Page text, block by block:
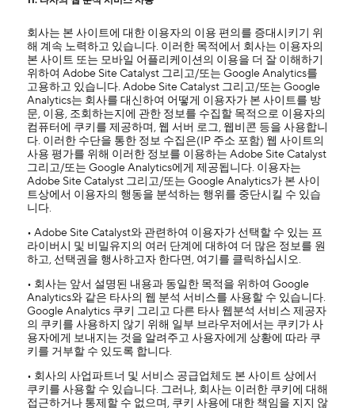
회사는 본 사이트에 대한 이용자의 이용 편의를 증대시키기 위
해 계속 노력하고 있습니다. 이러한 목적에서 회사는 이용자의
본 사이트 또는 모바일 어플리케이션의 이용을 더 잘 이해하기
위하여 Adobe Site Catalyst 그리고/또는 Google Analytics를
고용하고 있습니다. Adobe Site Catalyst 그리고/또는 Google
Analytics는 회사를 대신하여 어떻게 이용자가 본 사이트를 방
문, 이용, 조회하는지에 관한 정보를 수집할 목적으로 이용자의
컴퓨터에 쿠키를 제공하며, 웹 서버 로그, 웹비콘 등을 사용합니
다. 이러한 수단을 통한 정보 수집은(IP 주소 포함) 웹 사이트의
사용 평가를 위해 이러한 정보를 이용하는 Adobe Site Catalyst
그리고/또는 Google Analytics에게 제공됩니다. 이용자는
Adobe Site Catalyst 그리고/또는 Google Analytics가 본 사이
트상에서 이용자의 행동을 분석하는 행위를 중단시킬 수 있습
니다.
• Adobe Site Catalyst와 관련하여 이용자가 선택할 수 있는 프
라이버시 및 비밀유지의 여러 단계에 대하여 더 많은 정보를 원
하고, 선택권을 행사하고자 한다면, 여기를 클릭하십시오.
• 회사는 앞서 설명된 내용과 동일한 목적을 위하여 Google
Analytics와 같은 타사의 웹 분석 서비스를 사용할 수 있습니다.
Google Analytics 쿠키 그리고 다른 타사 웹분석 서비스 제공자
의 쿠키를 사용하지 않기 위해 일부 브라우저에서는 쿠키가 사
용자에게 보내지는 것을 알려주고 사용자에게 상황에 따라 쿠
키를 거부할 수 있도록 합니다.
• 회사의 사업파트너 및 서비스 공급업체도 본 사이트 상에서
쿠키를 사용할 수 있습니다. 그러나, 회사는 이러한 쿠키에 대해
접근하거나 통제할 수 없으며, 쿠키 사용에 대한 책임을 지지 않